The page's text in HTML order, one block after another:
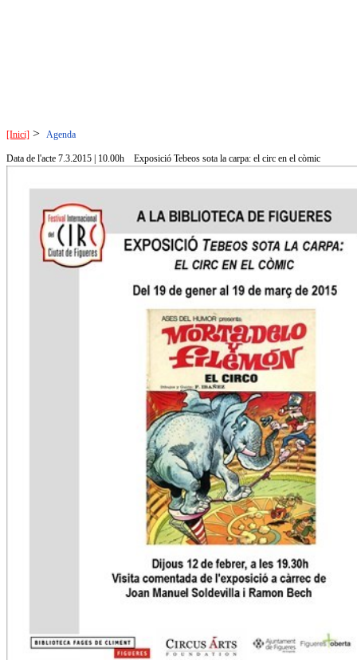
[Inici] > Agenda
Data de l'acte 7.3.2015 | 10.00h Exposició Tebeos sota la carpa: el circ en el còmic